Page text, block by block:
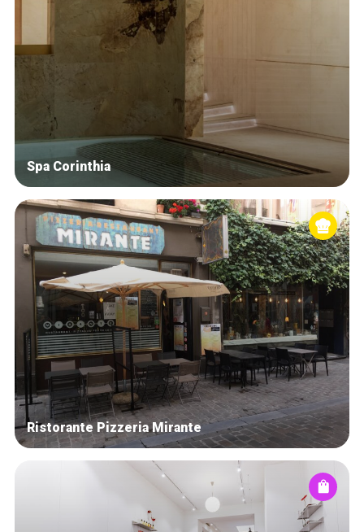
Spa Corinthia
Ristorante Pizzeria Mirante